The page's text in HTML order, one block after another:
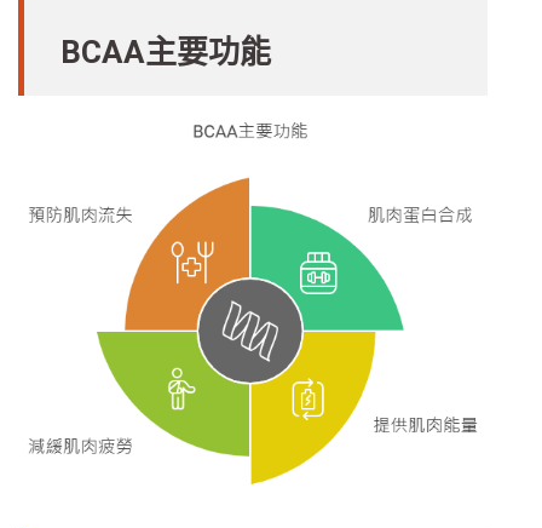
BCAA主要功能